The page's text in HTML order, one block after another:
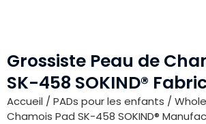
Grossiste Peau de
SK-458 SOKIND®
Accueil / PADs pour les enfants /
Chamois Pad SK-458 SOKIND®